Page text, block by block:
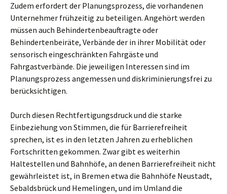
Zudem erfordert der Planungsprozess, die vorhandenen
Unternehmer frühzeitig zu beteiligen. Angehört werden
müssen auch Behindertenbeauftragte oder
Behindertenbeiräte, Verbände der in ihrer Mobilität oder
sensorisch eingeschränkten Fahrgäste und
Fahrgastverbände. Die jeweiligen Interessen sind im
Planungsprozess angemessen und diskriminierungsfrei zu
berücksichtigen.
Durch diesen Rechtfertigungsdruck und die starke
Einbeziehung von Stimmen, die für Barrierefreiheit
sprechen, ist es in den letzten Jahren zu erheblichen
Fortschritten gekommen. Zwar gibt es weiterhin
Haltestellen und Bahnhöfe, an denen Barrierefreiheit nicht
gewährleistet ist, in Bremen etwa die Bahnhöfe Neustadt,
Sebaldsbrück und Hemelingen, und im Umland die